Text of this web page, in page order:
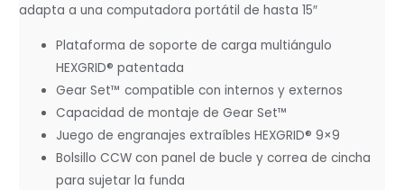
adapta a una computadora portátil de hasta 15″
Plataforma de soporte de carga multiángulo
HEXGRID® patentada
Gear Set™ compatible con internos y externos
Capacidad de montaje de Gear Set™
Juego de engranajes extraíbles HEXGRID® 9×9
Bolsillo CCW con panel de bucle y correa de cincha
para sujetar la funda